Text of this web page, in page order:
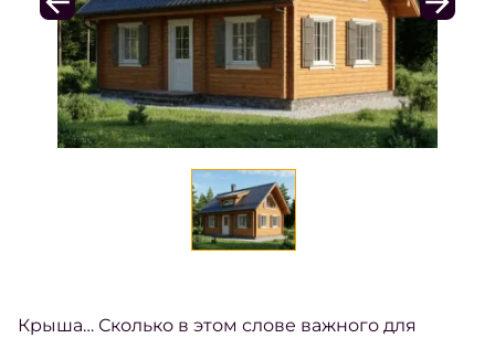
Крыша… Сколько в этом слове важного для